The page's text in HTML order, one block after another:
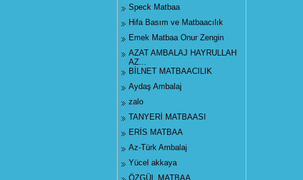
Speck Matbaa
Hifa Basım ve Matbaacılık
Emek Matbaa Onur Zengin
AZAT AMBALAJ HAYRULLAH
AZ...
BİLNET MATBAACILIK
Aydaş Ambalaj
zalo
TANYERİ MATBAASI
ERİS MATBAA
Az-Türk Ambalaj
Yücel akkaya
ÖZGÜL MATBAA